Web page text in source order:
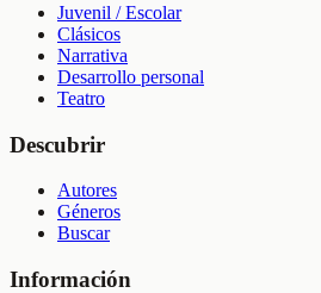
Juvenil / Escolar
Clásicos
Narrativa
Desarrollo personal
Teatro
Descubrir
Autores
Géneros
Buscar
Información